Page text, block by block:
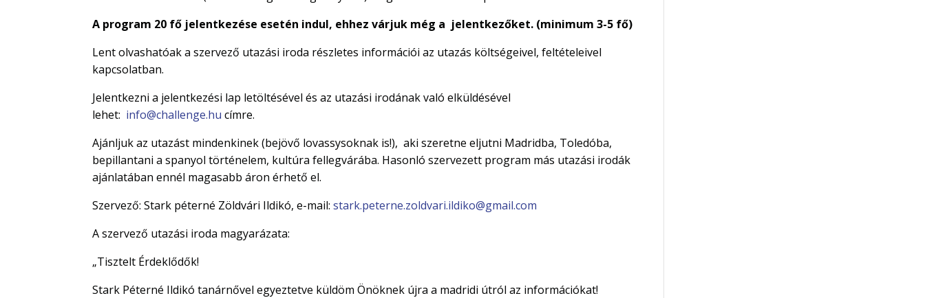
A program 20 fő jelentkezése esetén indul, ehhez várjuk még a jelentkezőket. (minimum 3-5 fő)
Lent olvashatóak a szervező utazási iroda részletes információi az utazás költségeivel, feltételeivel
kapcsolatban.
Jelentkezni a jelentkezési lap letöltésével és az utazási irodának való elküldésével
lehet: info@challenge.hu címre.
Ajánljuk az utazást mindenkinek (bejövő lovassysoknak is!), aki szeretne eljutni Madridba, Toledóba,
bepillantani a spanyol történelem, kultúra fellegvárába. Hasonló szervezett program más utazási irodák
ajánlatában ennél magasabb áron érhető el.
Szervező: Stark péterné Zöldvári Ildikó, e-mail:stark.peterne.zoldvari.ildiko@gmail.com
A szervező utazási iroda magyarázata:
„Tisztelt Érdeklődők!
Stark Péterné Ildikó tanárnővel egyeztetve küldöm Önöknek újra a madridi útról az információkat!